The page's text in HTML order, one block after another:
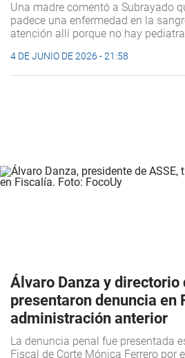
Una madre comentó a Subrayado
padece una enfermedad en la
atención allí porque no hay
4 DE JUNIO DE 2026 - 21:58
Álvaro Danza y directorio
presentaron denuncia en
administración anterior
La denuncia penal fue presentada
Fiscal de Corte Mónica Ferrero por